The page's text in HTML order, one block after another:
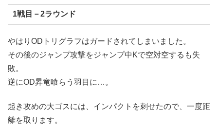
1戦目－2ラウンド
やはりODトリグラフはガードされてしまいました。
その後のジャンプ攻撃をジャンプ中Kで空対空するも失
敗。
逆にOD昇竜喰らう羽目に…。
起き攻めの大ゴスには、インパクトを刺せたので、一度距
離を取ります。